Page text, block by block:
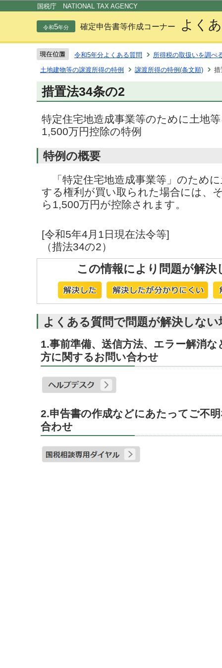
国税庁 NATIONAL TAX AGENCY
令和5年分 確定申告書等作成コーナー よく
令和5年分よくある質問
所得税の取扱いを調べ
土地建物等の譲渡所得の特例
譲渡所得の特例(条文順) 措
措置法34条の2
特定住宅地造成事業等のために土地
1,500万円控除の特例
特例の概要
「特定住宅地造成事業等」のため
する権利が買い取られた場合には、
ら1,500万円が控除されます。
[令和5年4月1日現在法令等]
（措法34の2）
この情報により問題が解決
よくある質問で問題が解決しな
1.事前準備、送信方法、エラー解消
方に関するお問い合わせ
2.申告書の作成などにあたってご不
合わせ